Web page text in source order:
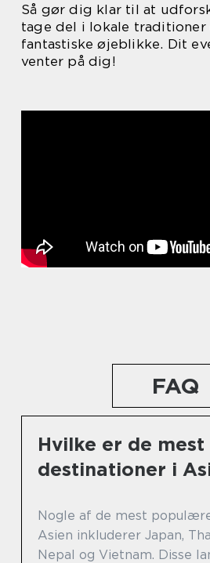
Så gør dig klar til at
tage del i lokale traditioner
fantastiske øjeblikke. Dit
venter på dig!
FAQ
Hvilke er de
destinationer i
Nogle af de mest
Asien inkluderer Japan,
Nepal og Vietnam. Disse